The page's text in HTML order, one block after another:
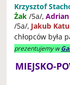
Krzysztof
Żak /5a/,
/5a/, Jakub
chłopców była
prezentujemy w
MIEJSKO-